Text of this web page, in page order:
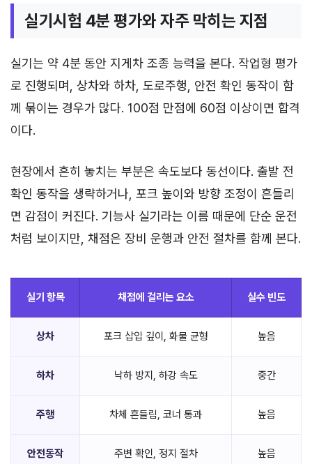
실기시험 4분 평가와 자주 막히는 지점
실기는 약 4분 동안 지게차 조종 능력을 본다. 작업형 평가
로 진행되며, 상차와 하차, 도로주행, 안전 확인 동작이 함
께 묶이는 경우가 많다. 100점 만점에 60점 이상이면 합격
이다.
현장에서 흔히 놓치는 부분은 속도보다 동선이다. 출발 전
확인 동작을 생략하거나, 포크 높이와 방향 조정이 흔들리
면 감점이 커진다. 기능사 실기라는 이름 때문에 단순 운전
처럼 보이지만, 채점은 장비 운행과 안전 절차를 함께 본다.
실기 항목 채점에 걸리는 요소 실수 빈도
상차 포크 삽입 깊이, 화물 균형 높음
하차 낙하 방지, 하강 속도 중간
주행 차체 흔들림, 코너 통과 높음
안전동작 주변 확인, 정지 절차 높음